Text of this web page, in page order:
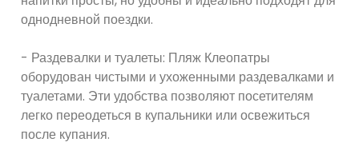
однодневной поездки.
- Раздевалки и туалеты: Пляж Клеопатры
оборудован чистыми и ухоженными раздевалками и
туалетами. Эти удобства позволяют посетителям
легко переодеться в купальники или освежиться
после купания.